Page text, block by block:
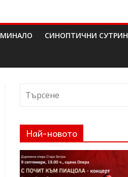
МИНАЛО СИНОПТИЧНИ СУТРИН
Най-новото